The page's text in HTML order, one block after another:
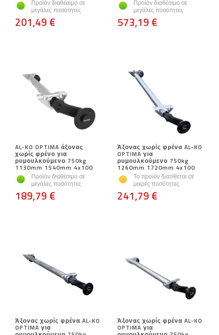
Προϊόν διαθέσιμο σε
μεγάλες ποσότητες
201,49 €
Προϊόν διαθέσιμο σε
μεγάλες ποσότητες
573,19 €
AL-KO OPTIMA άξονας
χωρίς φρένο για
ρυμουλκούμενο 750kg
1130mm 1540mm 4x100
Προϊόν διαθέσιμο σε
μεγάλες ποσότητες
189,79 €
Άξονας χωρίς φρένα AL-KO
OPTIMA για
ρυμουλκούμενο 750kg
1260mm 1720mm 4x100
Το προϊόν διατίθεται σε
μικρές ποσότητες
241,79 €
Άξονας χωρίς φρένα AL-KO
OPTIMA για
Άξονας χωρίς φρένα AL-KO
OPTIMA για